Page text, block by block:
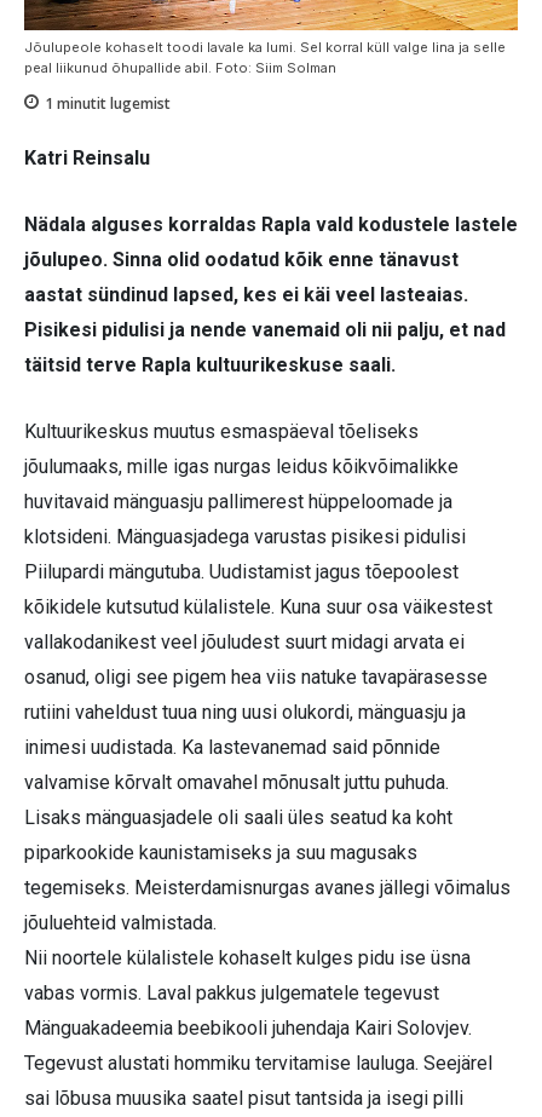
Jõulupeole kohaselt toodi lavale ka lumi. Sel korral küll valge lina ja selle
peal liikunud õhupallide abil. Foto: Siim Solman
1 minutit lugemist
Katri Reinsalu
Nädala alguses korraldas Rapla vald kodustele lastele
jõulupeo. Sinna olid oodatud kõik enne tänavust
aastat sündinud lapsed, kes ei käi veel lasteaias.
Pisikesi pidulisi ja nende vanemaid oli nii palju, et nad
täitsid terve Rapla kultuurikeskuse saali.
Kultuurikeskus muutus esmaspäeval tõeliseks
jõulumaaks, mille igas nurgas leidus kõikvõimalikke
huvitavaid mänguasju pallimerest hüppeloomade ja
klotsideni. Mänguasjadega varustas pisikesi pidulisi
Piilupardi mängutuba. Uudistamist jagus tõepoolest
kõikidele kutsutud külalistele. Kuna suur osa väikestest
vallakodanikest veel jõuludest suurt midagi arvata ei
osanud, oligi see pigem hea viis natuke tavapärasesse
rutiini vaheldust tuua ning uusi olukordi, mänguasju ja
inimesi uudistada. Ka lastevanemad said põnnide
valvamise kõrvalt omavahel mõnusalt juttu puhuda.
Lisaks mänguasjadele oli saali üles seatud ka koht
piparkookide kaunistamiseks ja suu magusaks
tegemiseks. Meisterdamisnurgas avanes jällegi võimalus
jõuluehteid valmistada.
Nii noortele külalistele kohaselt kulges pidu ise üsna
vabas vormis. Laval pakkus julgematele tegevust
Mänguakadeemia beebikooli juhendaja Kairi Solovjev.
Tegevust alustati hommiku tervitamise lauluga. Seejärel
sai lõbusa muusika saatel pisut tantsida ja isegi pilli